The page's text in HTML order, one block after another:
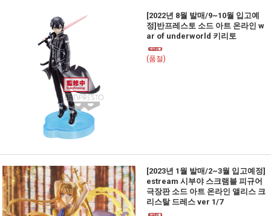
[2022년 8월 발매/9~10월 입고예
정]반프레스토 소드 아트 온라인 w
ar of underworld 키리토
(품절)
[2023년 1월 발매/2~3월 입고예정]
estream 시부야 스크램블 피규어
극장판 소드 아트 온라인 앨리스 크
리스탈 드레스 ver 1/7